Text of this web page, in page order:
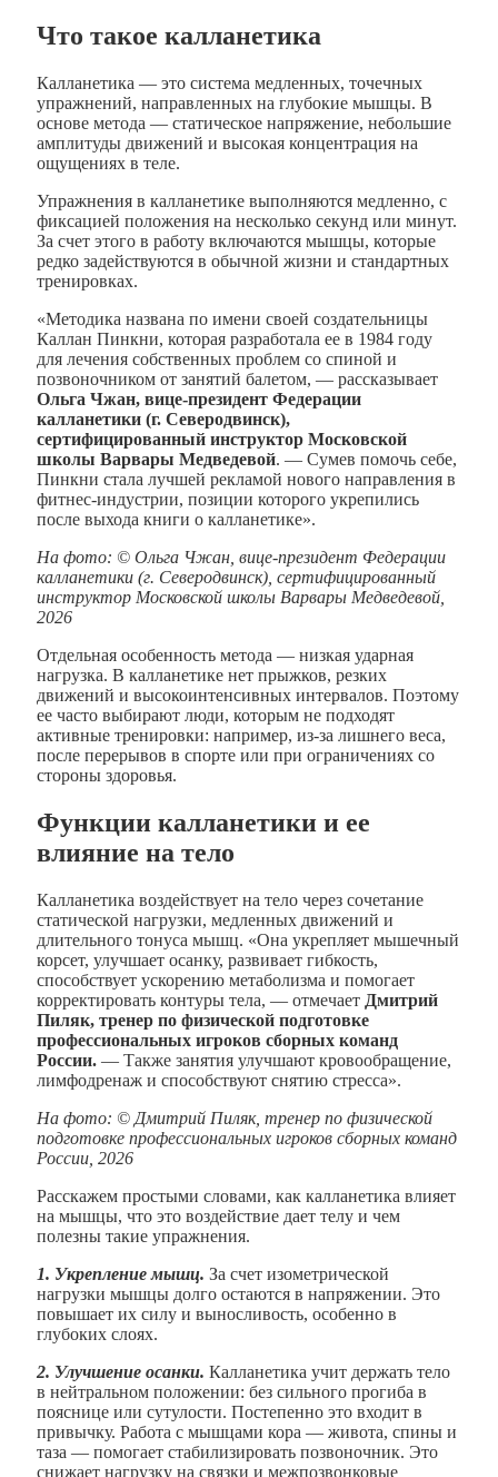
Что такое калланетика
Калланетика — это система медленных, точечных
упражнений, направленных на глубокие мышцы. В
основе метода — статическое напряжение, небольшие
амплитуды движений и высокая концентрация на
ощущениях в теле.
Упражнения в калланетике выполняются медленно, с
фиксацией положения на несколько секунд или минут.
За счет этого в работу включаются мышцы, которые
редко задействуются в обычной жизни и стандартных
тренировках.
«Методика названа по имени своей создательницы
Каллан Пинкни, которая разработала ее в 1984 году
для лечения собственных проблем со спиной и
позвоночником от занятий балетом, — рассказывает
Ольга Чжан, вице-президент Федерации
калланетики (г. Северодвинск),
сертифицированный инструктор Московской
школы Варвары Медведевой. — Сумев помочь себе,
Пинкни стала лучшей рекламой нового направления в
фитнес-индустрии, позиции которого укрепились
после выхода книги о калланетике».
На фото: © Ольга Чжан, вице-президент Федерации
калланетики (г. Северодвинск), сертифицированный
инструктор Московской школы Варвары Медведевой,
2026
Отдельная особенность метода — низкая ударная
нагрузка. В калланетике нет прыжков, резких
движений и высокоинтенсивных интервалов. Поэтому
ее часто выбирают люди, которым не подходят
активные тренировки: например, из-за лишнего веса,
после перерывов в спорте или при ограничениях со
стороны здоровья.
Функции калланетики и ее
влияние на тело
Калланетика воздействует на тело через сочетание
статической нагрузки, медленных движений и
длительного тонуса мышц. «Она укрепляет мышечный
корсет, улучшает осанку, развивает гибкость,
способствует ускорению метаболизма и помогает
корректировать контуры тела, — отмечает Дмитрий
Пиляк, тренер по физической подготовке
профессиональных игроков сборных команд
России. — Также занятия улучшают кровообращение,
лимфодренаж и способствуют снятию стресса».
На фото: © Дмитрий Пиляк, тренер по физической
подготовке профессиональных игроков сборных команд
России, 2026
Расскажем простыми словами, как калланетика влияет
на мышцы, что это воздействие дает телу и чем
полезны такие упражнения.
1. Укрепление мышц. За счет изометрической
нагрузки мышцы долго остаются в напряжении. Это
повышает их силу и выносливость, особенно в
глубоких слоях.
2. Улучшение осанки. Калланетика учит держать тело
в нейтральном положении: без сильного прогиба в
пояснице или сутулости. Постепенно это входит в
привычку. Работа с мышцами кора — живота, спины и
таза — помогает стабилизировать позвоночник. Это
снижает нагрузку на связки и межпозвонковые